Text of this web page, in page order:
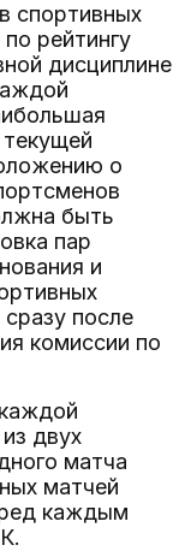
спортивных
рейтингу
дисциплине
о
быть
пар
и
после
комиссии по
двух
матча
матчей
каждым